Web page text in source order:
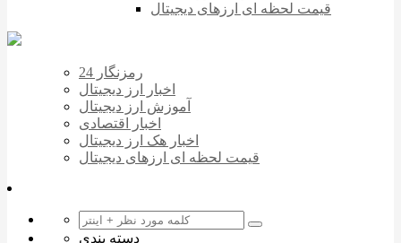
قیمت لحظه ای ارزهای دیجیتال
رمزنگار 24
اخبار ارز دیجیتال
آموزش ارز دیجیتال
اخبار اقتصادی
اخبار هک ارز دیجیتال
قیمت لحظه ای ارزهای دیجیتال
دسته بندی